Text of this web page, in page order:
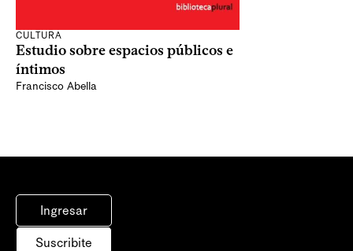
CULTURA
Estudio sobre espacios públicos e
íntimos
Francisco Abella
Ingresar
Suscribite